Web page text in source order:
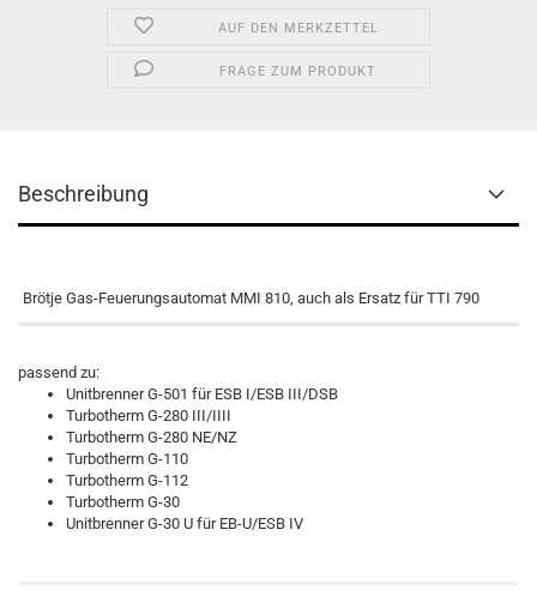
AUF DEN MERKZETTEL
FRAGE ZUM PRODUKT
Beschreibung
Brötje Gas-Feuerungsautomat MMI 810, auch als Ersatz für TTI 790
passend zu:
Unitbrenner G-501 für ESB I/ESB III/DSB
Turbotherm G-280 III/IIII
Turbotherm G-280 NE/NZ
Turbotherm G-110
Turbotherm G-112
Turbotherm G-30
Unitbrenner G-30 U für EB-U/ESB IV